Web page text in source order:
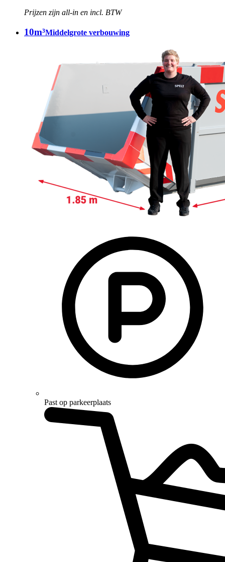
Prijzen zijn all-in en incl. BTW
10m³Middelgrote verbouwing
Past op parkeerplaats